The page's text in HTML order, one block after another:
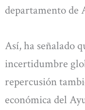
departamento de
Así, ha señalado
incertidumbre
repercusión
económica del